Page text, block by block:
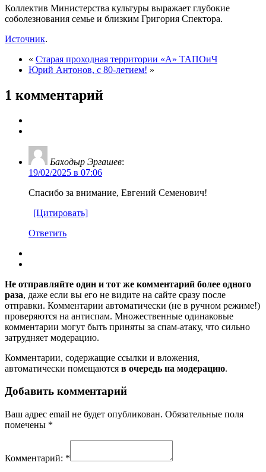
Коллектив Министерства культуры выражает глубокие
соболезнования семье и близким Григория Спектора.
Источник.
« Старая проходная территории «А» ТАПОиЧ
Юрий Антонов, с 80-летием! »
1 комментарий
Баходыр Эргашев:
19/02/2025 в 07:06
Спасибо за внимание, Евгений Семенович!
[Цитировать]
Ответить
Не отправляйте один и тот же комментарий более одного
раза, даже если вы его не видите на сайте сразу после
отправки. Комментарии автоматически (не в ручном режиме!)
проверяются на антиспам. Множественные одинаковые
комментарии могут быть приняты за спам-атаку, что сильно
затрудняет модерацию.
Комментарии, содержащие ссылки и вложения,
автоматически помещаются в очередь на модерацию.
Добавить комментарий
Ваш адрес email не будет опубликован. Обязательные поля
помечены *
Комментарий: *